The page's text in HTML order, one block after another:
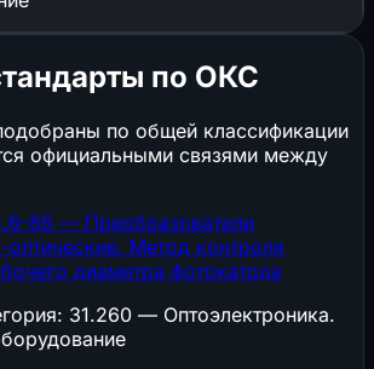
по ОКС
по общей классификации
официальными связями между
86 — Преобразователи
оптические. Метод контроля
диаметра фотокатода
31.260 — Оптоэлектроника.